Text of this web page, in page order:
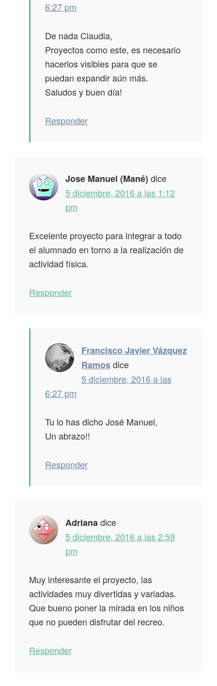
6:27 pm
De nada Claudia,
Proyectos como este, es necesario
hacerlos visibles para que se
puedan expandir aún más.
Saludos y buen día!
Responder
Jose Manuel (Mané) dice
5 diciembre, 2016 a las 1:12
pm
Excelente proyecto para integrar a todo
el alumnado en torno a la realización de
actividad física.
Responder
Francisco Javier Vázquez
Ramosdice
5 diciembre, 2016 a las
6:27 pm
Tu lo has dicho José Manuel,
Un abrazo!!
Responder
Adrianadice
5 diciembre, 2016 a las 2:59
pm
Muy interesante el proyecto, las
actividades muy divertidas y variadas.
Que bueno poner la mirada en los niños
que no pueden disfrutar del recreo.
Responder